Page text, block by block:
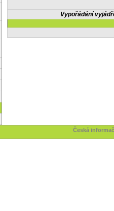
Vypořádání
Česká